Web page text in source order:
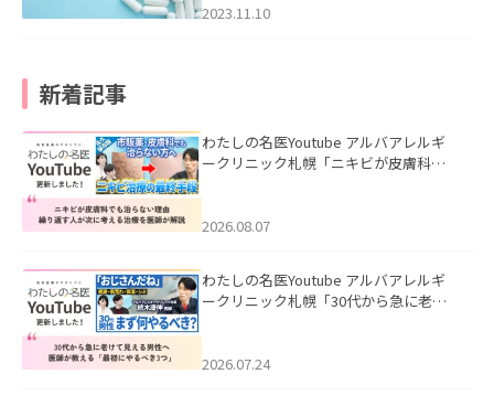
2023.11.10
新着記事
わたしの名医Youtube アルバアレルギ
ークリニック札幌「ニキビが皮膚科で
ました。
2026.08.07
わたしの名医Youtube アルバアレルギ
ークリニック札幌「30代から急に老け
た。
2026.07.24